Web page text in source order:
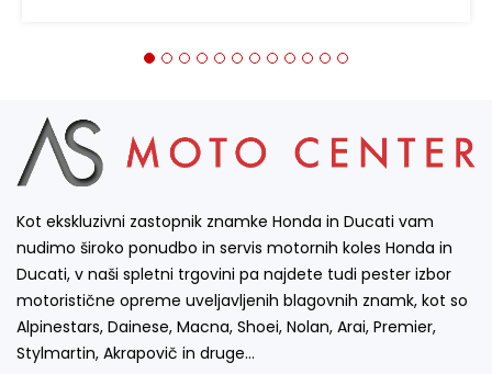
Kot ekskluzivni zastopnik znamke Honda in Ducati vam
nudimo široko ponudbo in servis motornih koles Honda in
Ducati, v naši spletni trgovini pa najdete tudi pester izbor
motoristične opreme uveljavljenih blagovnih znamk, kot so
Alpinestars, Dainese, Macna, Shoei, Nolan, Arai, Premier,
Stylmartin, Akrapovič in druge…